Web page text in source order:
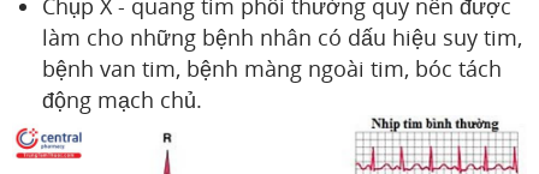
Chụp X - quang tim phổi thường quy nên được
làm cho những bệnh nhân có dấu hiệu suy tim,
bệnh van tim, bệnh màng ngoài tim, bóc tách
động mạch chủ.